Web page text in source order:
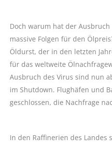
Doch warum hat der
massive Folgen für den
Öldurst, der in den letzten
für das weltweite
Ausbruch des Virus sind nun
im Shutdown. Flughäfen und
geschlossen, die Nachfrage
In den Raffinerien des Landes